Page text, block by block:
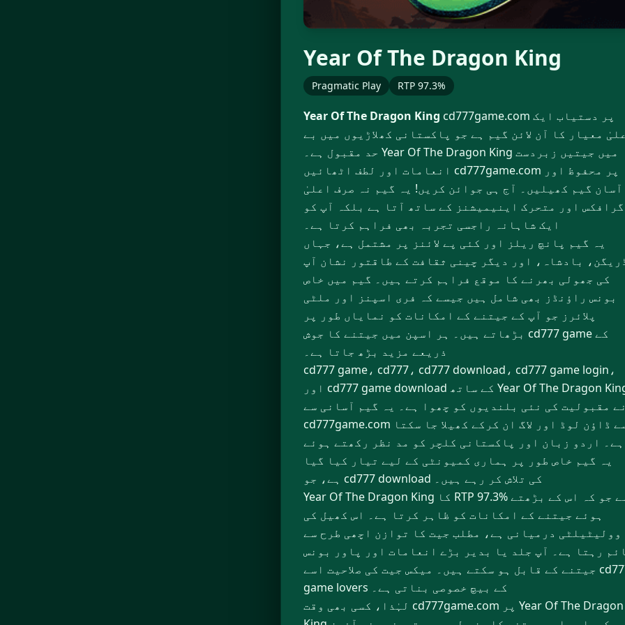
▶
Year Of The Dragon King
Pragmatic Play RTP 97.3%
Year Of The Dragon King cd777game.com پر دستیاب ایک
معیار کا آن لائن گیم ہے جو پاکستانی کھلاڑیوں میں بے
حد مقبول ہے۔ Year Of The Dragon King میں جیتیں زبردست
انعامات اور لطف اٹھائیں cd777game.com پر محفوظ اور
آسان گیم کھیلیں۔ آج ہی جوائن کریں! یہ گیم نہ صرف اعلیٰ
گرافکس اور متحرک اینیمیشنز کے ساتھ آتا ہے بلکہ آپ کو
ایک شاہانہ راجسی تجربہ بھی فراہم کرتا ہے۔
یہ گیم پانچ ریلز اور کئی پے لائنز پر مشتمل ہے، جہاں
بادشاہ، اور دیگر چینی ثقافت کے طاقتور نشان آپ
کی جھولی بھرنے کا موقع فراہم کرتے ہیں۔ گیم میں خاص
بونس راؤنڈز بھی شامل ہیں جیسے کہ فری اسپنز اور ملٹی
پلائرز جو آپ کے جیتنے کے امکانات کو نمایاں طور پر
بڑھاتے ہیں۔ ہر اسپن میں جیتنے کا جوش cd777 game کے
ذریعے مزید بڑھ جاتا ہے۔
cd777 game، cd777، cd777 download، cd777 game login،
اور cd777 game download کے ساتھ Year Of The Dragon King
مقبولیت کی نئی بلندیوں کو چھوا ہے۔ یہ گیم آسانی سے
cd777game.com سے ڈاؤن لوڈ اور لاگ ان کرکے کھیلا جا سکتا
ہے۔ اردو زبان اور پاکستانی کلچر کو مد نظر رکھتے ہوئے
یہ گیم خاص طور پر ہماری کمیونٹی کے لیے تیار کیا گیا
ہے، جو cd777 download کی تلاش کر رہے ہیں۔
Year Of The Dragon King کا RTP 97.3% ہے جو کہ اس کے بڑھتے
ہوئے جیتنے کے امکانات کو ظاہر کرتا ہے۔ اس کھیل کی
وولیٹیلٹی درمیانی ہے، مطلب جیت کا توازن اچھی طرح سے
رہتا ہے۔ آپ جلد یا بدیر بڑے انعامات اور پاور بونس
جیتنے کے قابل ہو سکتے ہیں۔ میکس جیت کی صلاحیت اسے cd777
game lovers کے بیچ خصوصی بناتی ہے۔
لہٰذا، کسی بھی وقت cd777game.com پر Year Of The Dragon